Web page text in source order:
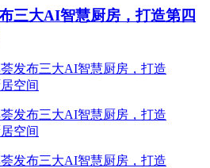
三大AI智慧厨房，打造第四